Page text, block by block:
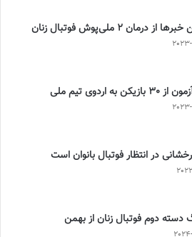
از درمان ۲ ملی‌پوش فوتبال زنان
به اردوی تیم ملی
در انتظار فوتبال بانوان است
دسته دوم فوتبال زنان از بهمن